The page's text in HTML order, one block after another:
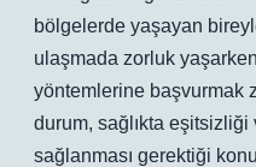
bölgelerde yaşayan
ulaşmada zorluk
yöntemlerine başvurmak
durum, sağlıkta eşitsizliği
sağlanması gerektiği